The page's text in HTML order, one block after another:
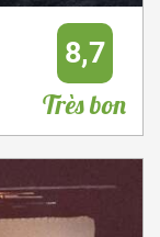
8,7
Très bon